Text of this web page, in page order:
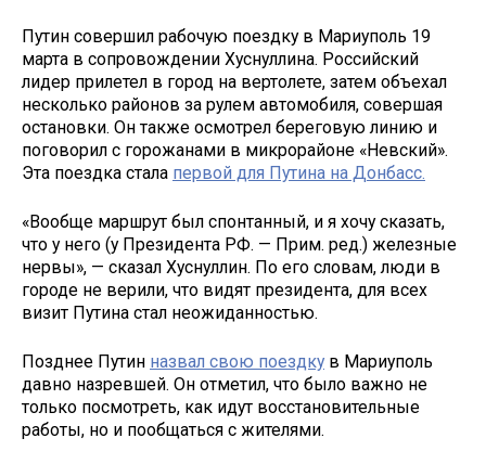
Путин совершил рабочую поездку в Мариуполь 19
марта в сопровождении Хуснуллина. Российский
лидер прилетел в город на вертолете, затем объехал
несколько районов за рулем автомобиля, совершая
остановки. Он также осмотрел береговую линию и
поговорил с горожанами в микрорайоне «Невский».
Эта поездка стала первой для Путина на Донбасс.
«Вообще маршрут был спонтанный, и я хочу сказать,
что у него (у Президента РФ. — Прим. ред.) железные
нервы», — сказал Хуснуллин. По его словам, люди в
городе не верили, что видят президента, для всех
визит Путина стал неожиданностью.
Позднее Путин назвал свою поездку в Мариуполь
давно назревшей. Он отметил, что было важно не
только посмотреть, как идут восстановительные
работы, но и пообщаться с жителями.